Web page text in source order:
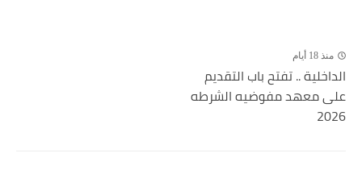
منذ 18 أيام
الداخلية .. تفتح باب التقديم
على معهد مفوضيه الشرطه
2026